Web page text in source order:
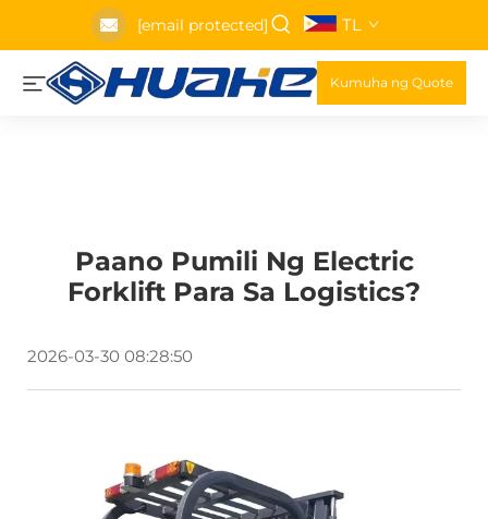
[email protected] TL
Kumuha ng Quote
Paano Pumili Ng Electric
Forklift Para Sa Logistics?
2026-03-30 08:28:50